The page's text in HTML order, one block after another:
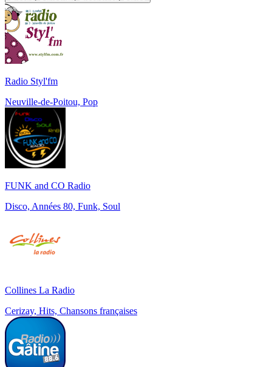
Radio Styl'fm
Neuville-de-Poitou, Pop
FUNK and CO Radio
Disco, Années 80, Funk, Soul
Collines La Radio
Cerizay, Hits, Chansons françaises